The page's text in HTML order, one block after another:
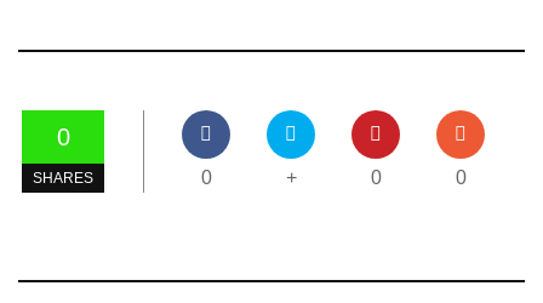
0
SHARES 0 + 0 0